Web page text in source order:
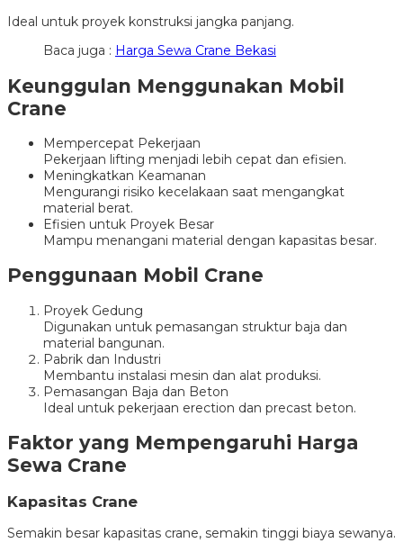
Ideal untuk proyek konstruksi jangka panjang.
Baca juga : Harga Sewa Crane Bekasi
Keunggulan Menggunakan Mobil
Crane
Mempercepat Pekerjaan
Pekerjaan lifting menjadi lebih cepat dan efisien.
Meningkatkan Keamanan
Mengurangi risiko kecelakaan saat mengangkat
material berat.
Efisien untuk Proyek Besar
Mampu menangani material dengan kapasitas besar.
Penggunaan Mobil Crane
Proyek Gedung
Digunakan untuk pemasangan struktur baja dan
material bangunan.
Pabrik dan Industri
Membantu instalasi mesin dan alat produksi.
Pemasangan Baja dan Beton
Ideal untuk pekerjaan erection dan precast beton.
Faktor yang Mempengaruhi Harga
Sewa Crane
Kapasitas Crane
Semakin besar kapasitas crane, semakin tinggi biaya sewanya.